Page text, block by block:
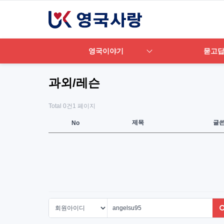
영국이야기 묻고
과외/레슨
Total 0건 1 페이지
No 제목 글